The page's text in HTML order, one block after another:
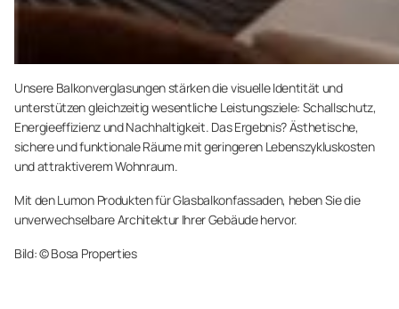
Unsere Balkonverglasungen stärken die visuelle Identität und
unterstützen gleichzeitig wesentliche Leistungsziele: Schallschutz,
Energieeffizienz und Nachhaltigkeit. Das Ergebnis? Ästhetische,
sichere und funktionale Räume mit geringeren Lebenszykluskosten
und attraktiverem Wohnraum.
Mit den Lumon Produkten für Glasbalkonfassaden, heben Sie die
unverwechselbare Architektur Ihrer Gebäude hervor.
Bild: © Bosa Properties